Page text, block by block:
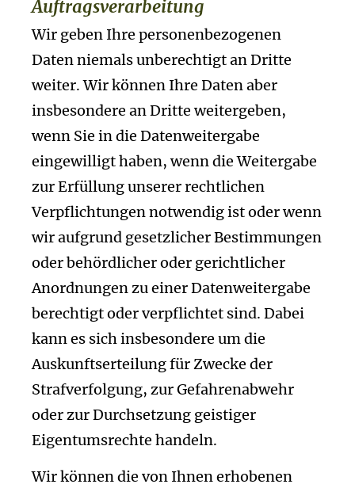
Auftragsverarbeitung
Wir geben Ihre personenbezogenen
Daten niemals unberechtigt an Dritte
weiter. Wir können Ihre Daten aber
insbesondere an Dritte weitergeben,
wenn Sie in die Datenweitergabe
eingewilligt haben, wenn die Weitergabe
zur Erfüllung unserer rechtlichen
Verpflichtungen notwendig ist oder wenn
wir aufgrund gesetzlicher Bestimmungen
oder behördlicher oder gerichtlicher
Anordnungen zu einer Datenweitergabe
berechtigt oder verpflichtet sind. Dabei
kann es sich insbesondere um die
Auskunftserteilung für Zwecke der
Strafverfolgung, zur Gefahrenabwehr
oder zur Durchsetzung geistiger
Eigentumsrechte handeln.
Wir können die von Ihnen erhobenen